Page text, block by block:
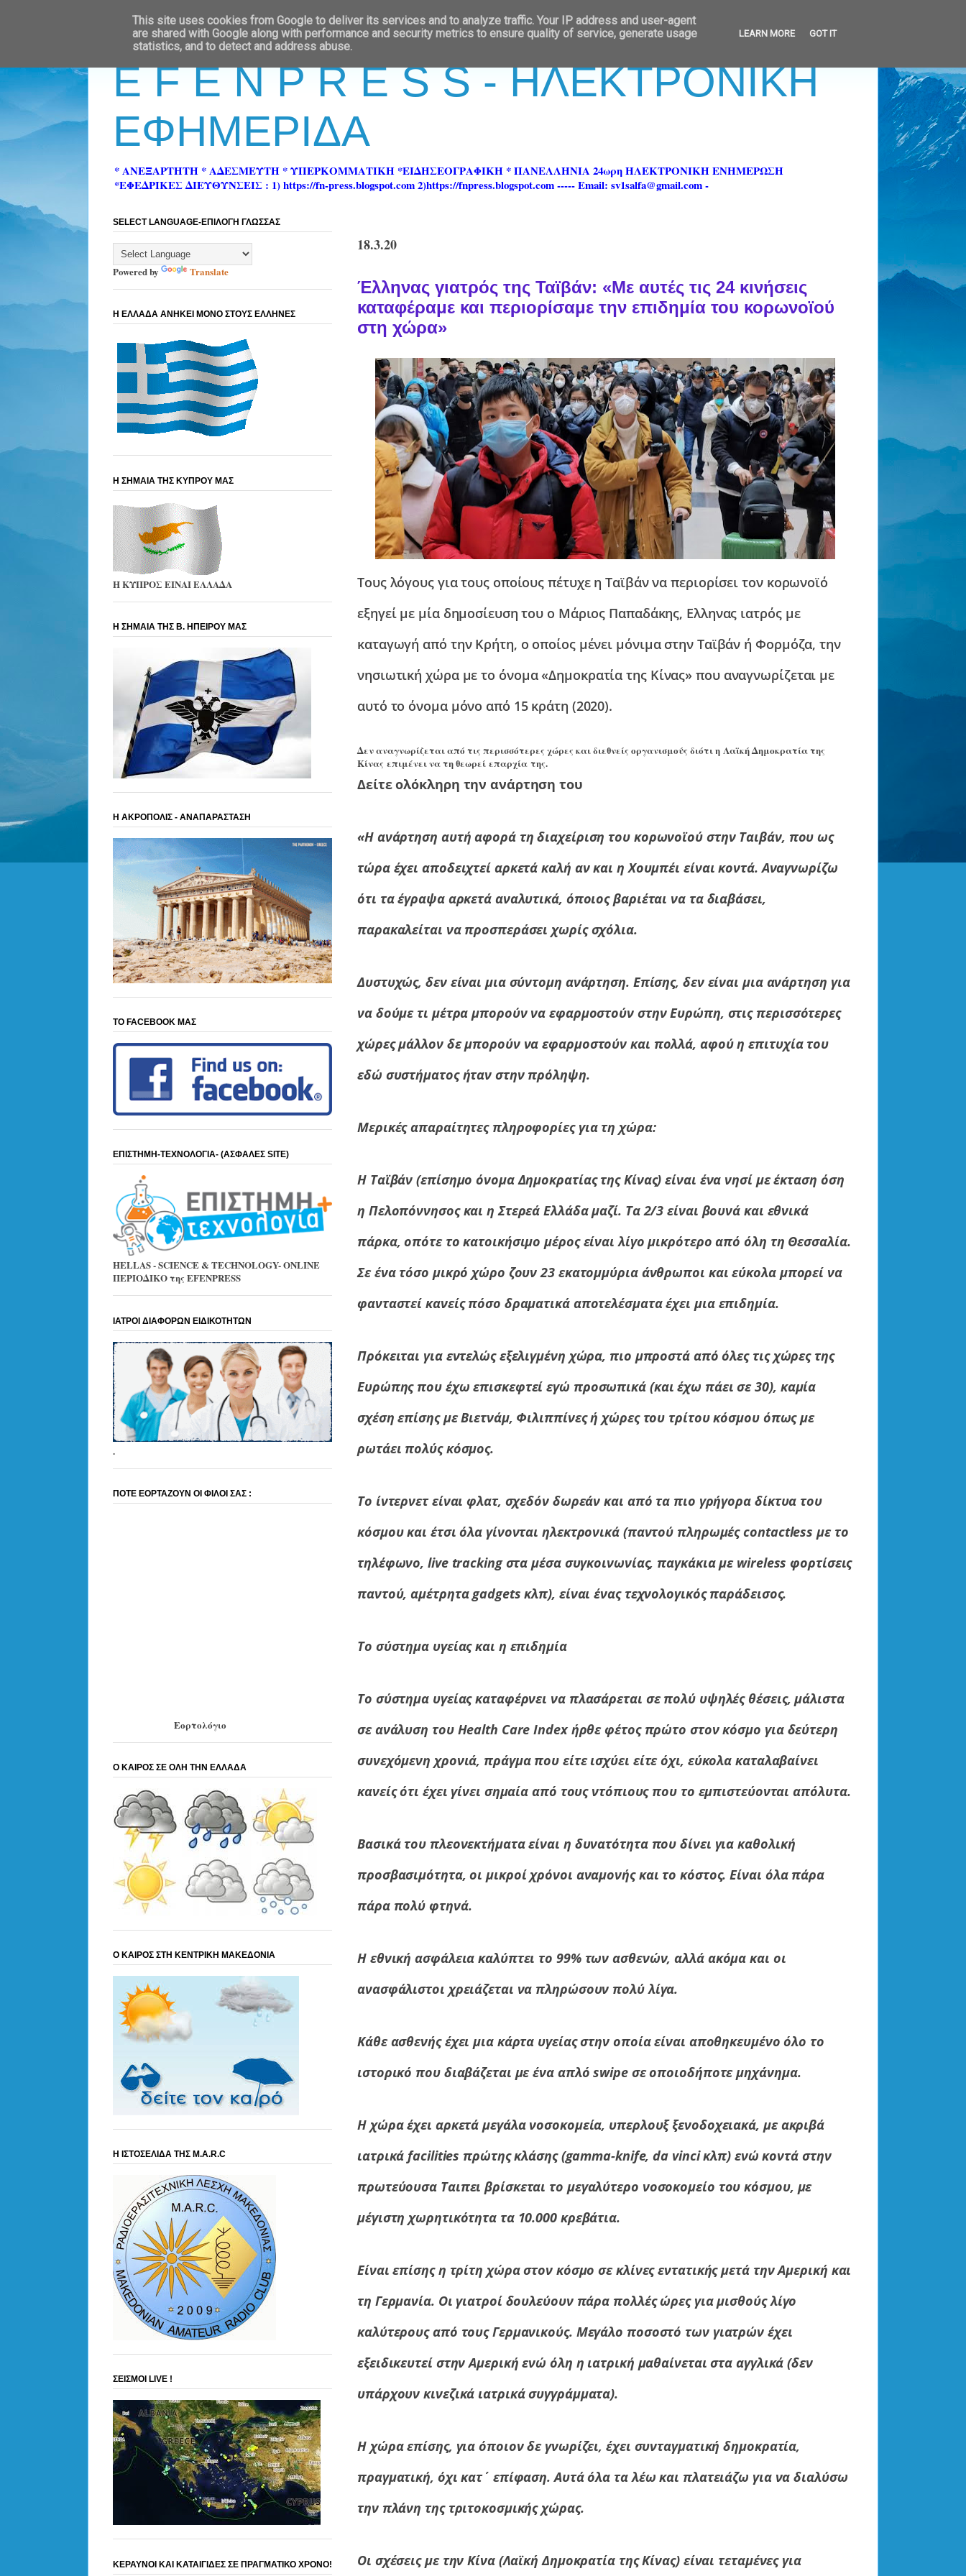
E F E N P R E S S - ΗΛΕΚΤΡΟΝΙΚΗ
ΕΦΗΜΕΡΙΔΑ
* ΑΝΕΞΑΡΤΗΤΗ * ΑΔΕΣΜΕΥΤΗ * ΥΠΕΡΚΟΜΜΑΤΙΚΗ *ΕΙΔΗΣΕΟΓΡΑΦΙΚΗ * ΠΑΝΕΛΛΗΝΙΑ 24ωρη ΗΛΕΚΤΡΟΝΙΚΗ ΕΝΗΜΕΡΩΣΗ
*ΕΦΕΔΡΙΚΕΣ ΔΙΕΥΘΥΝΣΕΙΣ : 1) https://fn-press.blogspot.com 2)https://fnpress.blogspot.com ----- Email: sv1salfa@gmail.com -
18.3.20
Έλληνας γιατρός της Ταϊβάν: «Με αυτές τις 24 κινήσεις
καταφέραμε και περιορίσαμε την επιδημία του κορωνοϊού
στη χώρα»
Τους λόγους για τους οποίους πέτυχε η Ταϊβάν να περιορίσει τον κορωνοϊό
εξηγεί με μία δημοσίευση του ο Μάριος Παπαδάκης, Ελληνας ιατρός με
καταγωγή από την Κρήτη, ο οποίος μένει μόνιμα στην Ταϊβάν ή Φορμόζα, την
νησιωτική χώρα με το όνομα «Δημοκρατία της Κίνας» που αναγνωρίζεται με
αυτό το όνομα μόνο από 15 κράτη (2020).
Δεν αναγνωρίζεται από τις περισσότερες χώρες και διεθνείς οργανισμούς διότι η Λαϊκή Δημοκρατία της
Κίνας επιμένει να τη θεωρεί επαρχία της.
Δείτε ολόκληρη την ανάρτηση του
«Η ανάρτηση αυτή αφορά τη διαχείριση του κορωνοϊού στην Ταιβάν, που ως
τώρα έχει αποδειχτεί αρκετά καλή αν και η Χουμπέι είναι κοντά. Αναγνωρίζω
ότι τα έγραψα αρκετά αναλυτικά, όποιος βαριέται να τα διαβάσει,
παρακαλείται να προσπεράσει χωρίς σχόλια.
Δυστυχώς, δεν είναι μια σύντομη ανάρτηση. Επίσης, δεν είναι μια ανάρτηση για
να δούμε τι μέτρα μπορούν να εφαρμοστούν στην Ευρώπη, στις περισσότερες
χώρες μάλλον δε μπορούν να εφαρμοστούν και πολλά, αφού η επιτυχία του
εδώ συστήματος ήταν στην πρόληψη.
Μερικές απαραίτητες πληροφορίες για τη χώρα:
Η Ταϊβάν (επίσημο όνομα Δημοκρατίας της Κίνας) είναι ένα νησί με έκταση όση
η Πελοπόννησος και η Στερεά Ελλάδα μαζί. Τα 2/3 είναι βουνά και εθνικά
πάρκα, οπότε το κατοικήσιμο μέρος είναι λίγο μικρότερο από όλη τη Θεσσαλία.
Σε ένα τόσο μικρό χώρο ζουν 23 εκατομμύρια άνθρωποι και εύκολα μπορεί να
φανταστεί κανείς πόσο δραματικά αποτελέσματα έχει μια επιδημία.
Πρόκειται για εντελώς εξελιγμένη χώρα, πιο μπροστά από όλες τις χώρες της
Ευρώπης που έχω επισκεφτεί εγώ προσωπικά (και έχω πάει σε 30), καμία
σχέση επίσης με Βιετνάμ, Φιλιππίνες ή χώρες του τρίτου κόσμου όπως με
ρωτάει πολύς κόσμος.
Το ίντερνετ είναι φλατ, σχεδόν δωρεάν και από τα πιο γρήγορα δίκτυα του
κόσμου και έτσι όλα γίνονται ηλεκτρονικά (παντού πληρωμές contactless με το
τηλέφωνο, live tracking στα μέσα συγκοινωνίας, παγκάκια με wireless φορτίσεις
παντού, αμέτρητα gadgets κλπ), είναι ένας τεχνολογικός παράδεισος.
Το σύστημα υγείας και η επιδημία
Το σύστημα υγείας καταφέρνει να πλασάρεται σε πολύ υψηλές θέσεις, μάλιστα
σε ανάλυση του Health Care Index ήρθε φέτος πρώτο στον κόσμο για δεύτερη
συνεχόμενη χρονιά, πράγμα που είτε ισχύει είτε όχι, εύκολα καταλαβαίνει
κανείς ότι έχει γίνει σημαία από τους ντόπιους που το εμπιστεύονται απόλυτα.
Βασικά του πλεονεκτήματα είναι η δυνατότητα που δίνει για καθολική
προσβασιμότητα, οι μικροί χρόνοι αναμονής και το κόστος. Είναι όλα πάρα
πάρα πολύ φτηνά.
Η εθνική ασφάλεια καλύπτει το 99% των ασθενών, αλλά ακόμα και οι
ανασφάλιστοι χρειάζεται να πληρώσουν πολύ λίγα.
Κάθε ασθενής έχει μια κάρτα υγείας στην οποία είναι αποθηκευμένο όλο το
ιστορικό που διαβάζεται με ένα απλό swipe σε οποιοδήποτε μηχάνημα.
Η χώρα έχει αρκετά μεγάλα νοσοκομεία, υπερλουξ ξενοδοχειακά, με ακριβά
ιατρικά facilities πρώτης κλάσης (gamma-knife, da vinci κλπ) ενώ κοντά στην
πρωτεύουσα Ταιπει βρίσκεται το μεγαλύτερο νοσοκομείο του κόσμου, με
μέγιστη χωρητικότητα τα 10.000 κρεβάτια.
Είναι επίσης η τρίτη χώρα στον κόσμο σε κλίνες εντατικής μετά την Αμερική και
τη Γερμανία. Οι γιατροί δουλεύουν πάρα πολλές ώρες για μισθούς λίγο
καλύτερους από τους Γερμανικούς. Μεγάλο ποσοστό των γιατρών έχει
εξειδικευτεί στην Αμερική ενώ όλη η ιατρική μαθαίνεται στα αγγλικά (δεν
υπάρχουν κινεζικά ιατρικά συγγράμματα).
Η χώρα επίσης, για όποιον δε γνωρίζει, έχει συνταγματική δημοκρατία,
πραγματική, όχι κατ΄ επίφαση. Αυτά όλα τα λέω και πλατειάζω για να διαλύσω
την πλάνη της τριτοκοσμικής χώρας.
Οι σχέσεις με την Κίνα (Λαϊκή Δημοκρατία της Κίνας) είναι τεταμένες για
SELECT LANGUAGE-ΕΠΙΛΟΓΗ ΓΛΩΣΣΑΣ
Powered by Translate
Η ΕΛΛΑΔΑ ΑΝΗΚΕΙ ΜΟΝΟ ΣΤΟΥΣ ΕΛΛΗΝΕΣ
Η ΣΗΜΑΙΑ ΤΗΣ ΚΥΠΡΟΥ ΜΑΣ
Η ΚΥΠΡΟΣ ΕΙΝΑΙ ΕΛΛΑΔΑ
Η ΣΗΜΑΙΑ ΤΗΣ Β. ΗΠΕΙΡΟΥ ΜΑΣ
Η ΑΚΡΟΠΟΛΙΣ - ΑΝΑΠΑΡΑΣΤΑΣΗ
ΤΟ FACEBOOK ΜΑΣ
ΕΠΙΣΤΗΜΗ-ΤΕΧΝΟΛΟΓΙΑ- (ΑΣΦΑΛΕΣ SITE)
HELLAS - SCIENCE & TECHNOLOGY- ONLINE
ΠΕΡΙΟΔΙΚΟ της EFENPRESS
ΙΑΤΡΟΙ ΔΙΑΦΟΡΩΝ ΕΙΔΙΚΟΤΗΤΩΝ
.
ΠΟΤΕ ΕΟΡΤΑΖΟΥΝ ΟΙ ΦΙΛΟΙ ΣΑΣ :
Εορτολόγιο
Ο ΚΑΙΡΟΣ ΣΕ ΟΛΗ ΤΗΝ ΕΛΛΑΔΑ
Ο ΚΑΙΡΟΣ ΣΤΗ ΚΕΝΤΡΙΚΗ ΜΑΚΕΔΟΝΙΑ
Η ΙΣΤΟΣΕΛΙΔΑ ΤΗΣ M.A.R.C
ΣΕΙΣΜΟΙ LIVE !
ΚΕΡΑΥΝΟΙ ΚΑΙ ΚΑΤΑΙΓΙΔΕΣ ΣΕ ΠΡΑΓΜΑΤΙΚΟ ΧΡΟΝΟ!
This site uses cookies from Google to deliver its services and to analyze traffic. Your IP address and user-agent
are shared with Google along with performance and security metrics to ensure quality of service, generate usage
statistics, and to detect and address abuse.
LEARN MORE GOT IT